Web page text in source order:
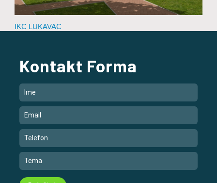
IKC LUKAVAC
Kontakt Forma